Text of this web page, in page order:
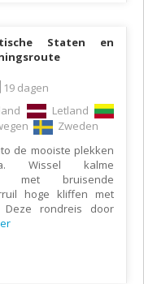
Staten en
19 dagen
Letland
Zweden
de mooiste plekken
Wissel kalme
met bruisende
hoge kliffen met
Deze rondreis door